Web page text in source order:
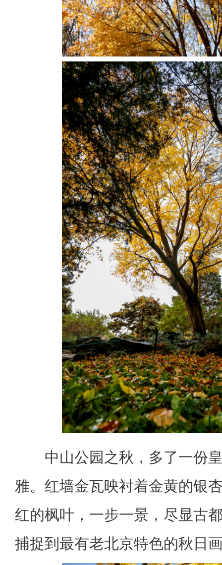
中山公园之秋，多了一份
雅。红墙金瓦映衬着金黄的银
红的枫叶，一步一景，尽显古
捕捉到最有老北京特色的秋日